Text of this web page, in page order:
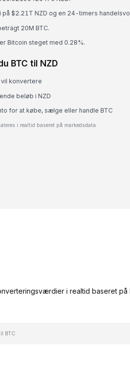
$2.21T NZD og en 24-timers
20M BTC.
Bitcoin steget med 0.28%.
BTC til NZD
vil konvertere
beløb i NZD
for at købe, sælge eller handle BTC
i realtid baseret på markedsdata.
i realtid baseret
BTC